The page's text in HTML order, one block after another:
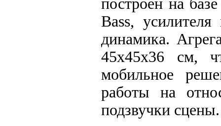
построен на
Bass,
динамика.
45x45x36 см,
мобильное
работы на
подзвучки